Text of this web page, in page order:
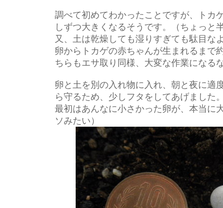
調べて初めてわかったことですが、トカ
しずつ大きくなるそうです。（ちょっと
又、土は乾燥しても湿りすぎても駄目な
卵からトカゲの赤ちゃんが生まれるまで
ちらもエサ取り同様、大変な作業になる
卵と土を別の入れ物に入れ、朝と夜に適
ら守るため、少しフタをしてあげました
最初はあんなに小さかった卵が、本当に
ソみたい）